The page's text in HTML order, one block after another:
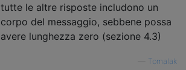
tutte le altre risposte includono un
corpo del messaggio, sebbene possa
avere lunghezza zero (sezione 4.3)
Tomalak